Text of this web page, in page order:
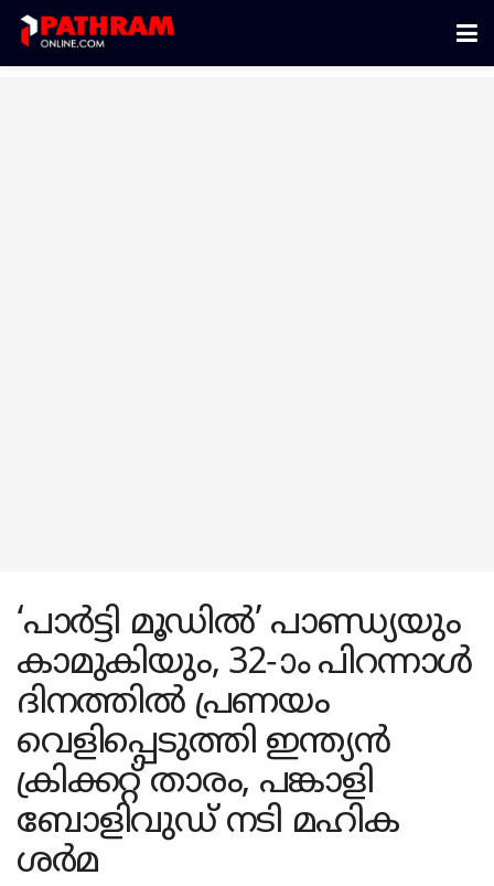
‘പാർട്ടി മൂഡിൽ’ പാണ്ഡ്യയും
കാമുകിയും, 32-ാം പിറന്നാൾ
ദിനത്തിൽ പ്രണയം
വെളിപ്പെടുത്തി ഇന്ത്യൻ
ക്രിക്കറ്റ് താരം, പങ്കാളി
ബോളിവുഡ് നടി മഹിക
ശർമ